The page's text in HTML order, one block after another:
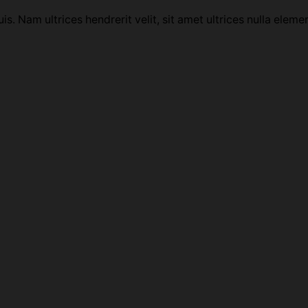
Nam ultrices hendrerit velit, sit amet ultrices nulla